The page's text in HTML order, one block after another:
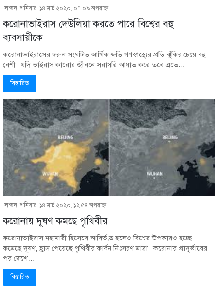
লন্ডন: শনিবার, ১৪ মার্চ ২০২০, ০৭:০৯ অপরাহ্ণ
করোনাভাইরাস দেউলিয়া করতে পারে বিশ্বের বহু
ব্যবসায়ীকে
করোনাভাইরাসের দরুন সংঘটিত আর্থিক ক্ষতি গণস্বাস্থ্যের প্রতি ঝুঁকির চেয়ে বহু
বেশী। যদি ভাইরাস কারোর জীবনে সরাসরি আঘাত করে তবে এতে…
বিস্তারিত
লন্ডন: শনিবার, ১৪ মার্চ ২০২০, ১২:৫৪ অপরাহ্ণ
করোনায় দূষণ কমছে পৃথিবীর
করোনাভাইরাস মহামারী হিসেবে আবির্ভ‚ত হলেও বিশ্বের উপকারও হচ্ছে।
কমেছে দূষণ, হ্রাস পেয়েছে পৃথিবীর কার্বন নিঃসরণ মাত্রা। করোনার প্রাদুর্ভাবের
পর দেশে…
বিস্তারিত